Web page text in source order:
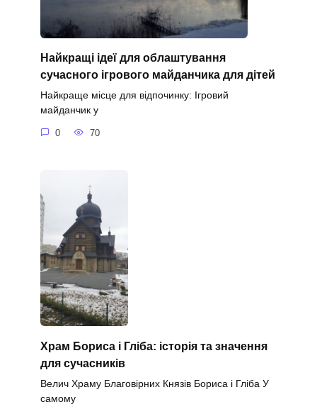
Найкращі ідеї для облаштування
сучасного ігрового майданчика для дітей
Найкраще місце для відпочинку: Ігровий
майданчик у
0 70
Храм Бориса і Гліба: історія та значення
для сучасників
Велич Храму Благовірних Князів Бориса і Гліба У
самому